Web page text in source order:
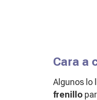
Cara a
Algunos lo
frenillo